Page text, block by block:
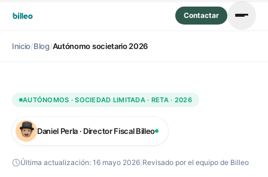
Contactar
Inicio/Blog/Autónomo societario 2026
AUTÓNOMOS · SOCIEDAD LIMITADA · RETA · 2026
Daniel Perla · Director Fiscal Billeo
Última actualización: 16 mayo 2026 Revisado por el equipo de Billeo